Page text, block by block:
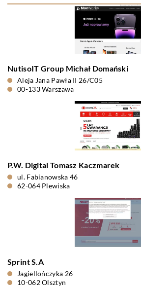
NutisoIT Group Michał Domański
Aleja Jana Pawła II 26/C05
00-133 Warszawa
P.W. Digital Tomasz Kaczmarek
ul. Fabianowska 46
62-064 Plewiska
Sprint S.A
Jagiellończyka 26
10-062 Olsztyn